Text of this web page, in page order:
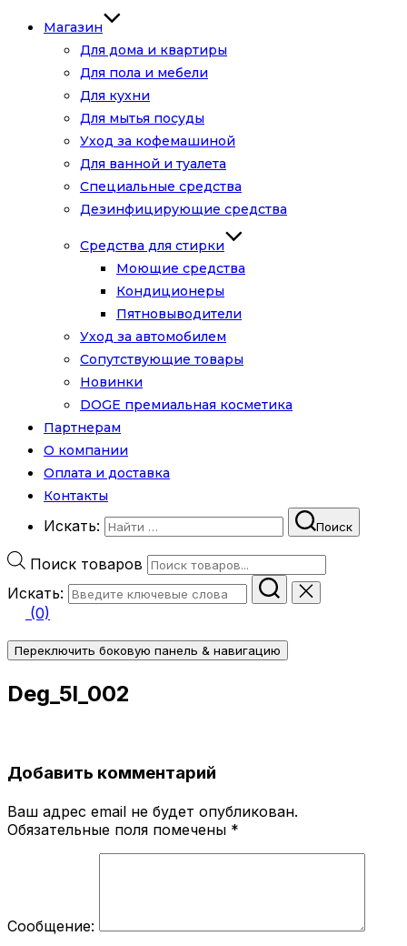
Магазин
Для дома и квартиры
Для пола и мебели
Для кухни
Для мытья посуды
Уход за кофемашиной
Для ванной и туалета
Специальные средства
Дезинфицирующие средства
Средства для стирки
Моющие средства
Кондиционеры
Пятновыводители
Уход за автомобилем
Сопутствующие товары
Новинки
DOGE премиальная косметика
Партнерам
О компании
Оплата и доставка
Контакты
Искать: Поиск
Поиск товаров
Искать:
(0)
Переключить боковую панель & навигацию
Deg_5l_002
Добавить комментарий
Ваш адрес email не будет опубликован.
Обязательные поля помечены *
Сообщение: